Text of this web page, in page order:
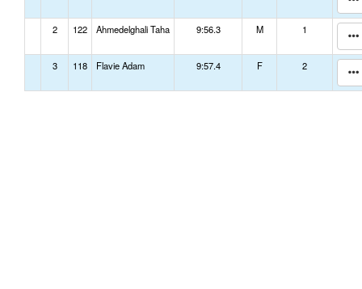
2 122 Ahmedelghali Taha 9:56.3 M 1
3 118 Flavie Adam 9:57.4 F 2